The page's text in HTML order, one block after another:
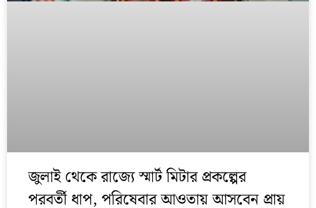
জুলাই থেকে রাজ্যে স্মার্ট মিটার প্রকল্পের
পরবর্তী ধাপ, পরিষেবার আওতায় আসবেন প্রায়